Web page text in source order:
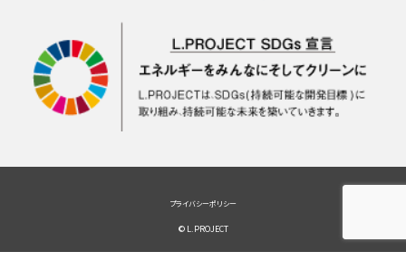
プライバシーポリシー
© L.PROJECT